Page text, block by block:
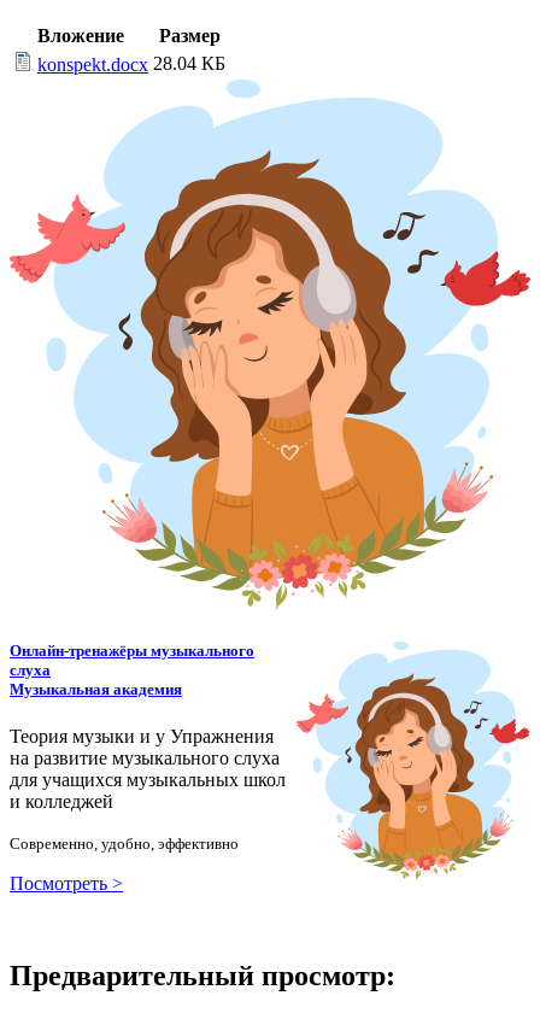
Вложение
Размер
konspekt.docx 28.04 КБ
Онлайн-тренажёры музыкального
слуха
Музыкальная академия
Теория музыки и у Упражнения
на развитие музыкального слуха
для учащихся музыкальных школ
и колледжей
Современно, удобно, эффективно
Посмотреть >
Предварительный просмотр: